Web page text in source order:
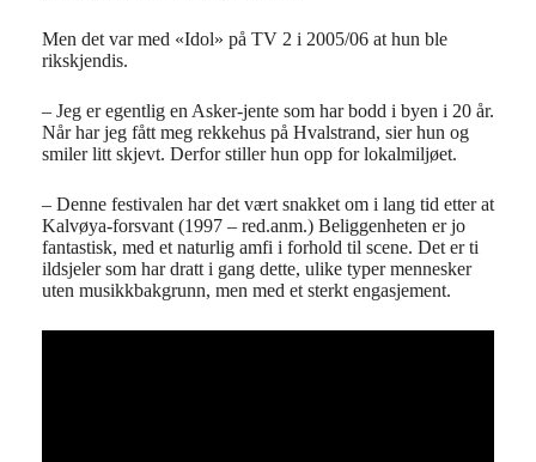
Men det var med «Idol» på TV 2 i 2005/06 at hun ble
rikskjendis.
– Jeg er egentlig en Asker-jente som har bodd i byen i 20 år.
Når har jeg fått meg rekkehus på Hvalstrand, sier hun og
smiler litt skjevt. Derfor stiller hun opp for lokalmiljøet.
– Denne festivalen har det vært snakket om i lang tid etter at
Kalvøya-forsvant (1997 – red.anm.) Beliggenheten er jo
fantastisk, med et naturlig amfi i forhold til scene. Det er ti
ildsjeler som har dratt i gang dette, ulike typer mennesker
uten musikkbakgrunn, men med et sterkt engasjement.